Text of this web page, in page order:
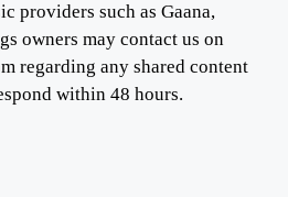
providers such as Gaana,
owners may contact us on
regarding any shared content
within 48 hours.